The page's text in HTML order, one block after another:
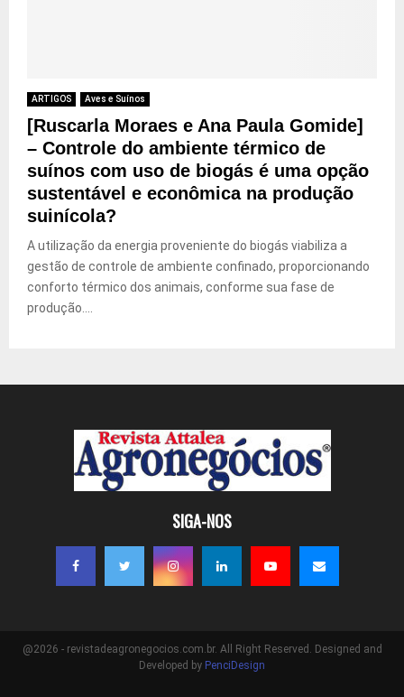
ARTIGOS Aves e Suínos
[Ruscarla Moraes e Ana Paula Gomide]
– Controle do ambiente térmico de
suínos com uso de biogás é uma opção
sustentável e econômica na produção
suinícola?
A utilização da energia proveniente do biogás viabiliza a
gestão de controle de ambiente confinado, proporcionando
conforto térmico dos animais, conforme sua fase de
produção....
SIGA-NOS
@2026 - revistadeagronegocios.com.br. All Right Reserved. Designed and
Developed by PenciDesign